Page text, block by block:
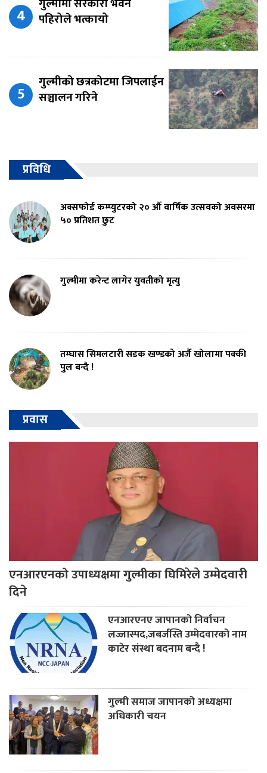
पहिरोले भत्कायो
गुल्मीको छत्रकोटमा जिपलाईन
सञ्चालन गरिने
प्रविधि
अक्सफोर्ड कम्प्युटरको २० औं वार्षिक उत्सवको अवसरमा
५० प्रतिशत छुट
गुल्मीमा करेन्ट लागेर युवतीको मृत्यु
तम्घास सिमलटारी सडक खण्डको अर्जै खोलामा पक्की
पुल बन्दै !
प्रवास
एनआरएनको उपाध्यक्षमा गुल्मीका घिमिरेले उम्मेदवारी
दिने
एनआरएनए जापानको निर्वाचन
लज्जास्पद,जबर्जस्ति उम्मेदवारको नाम
काटेर संस्था बदनाम बन्दै !
गुल्मी समाज जापानको अध्यक्षमा
अधिकारी चयन